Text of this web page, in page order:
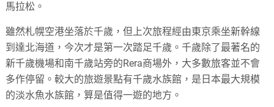
馬拉松。
雖然札幌空港坐落於千歲，但上次旅程經由東京乘坐新幹線
到達北海道，今次才是第一次踏足千歲。千歲除了最著名的
新千歲機場和南千歲站旁的Rera商場外，大多數旅客並不會
多作停留。較大的旅遊景點有千歲水族館，是日本最大規模
的淡水魚水族館，算是值得一遊的地方。